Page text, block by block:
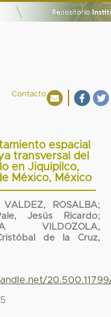
Contacto
espacial
transversal del
en Jiquipilco,
México, México
VALDEZ, ROSALBA;
Jesús Ricardo;
VILDOZOLA,
de la Cruz,